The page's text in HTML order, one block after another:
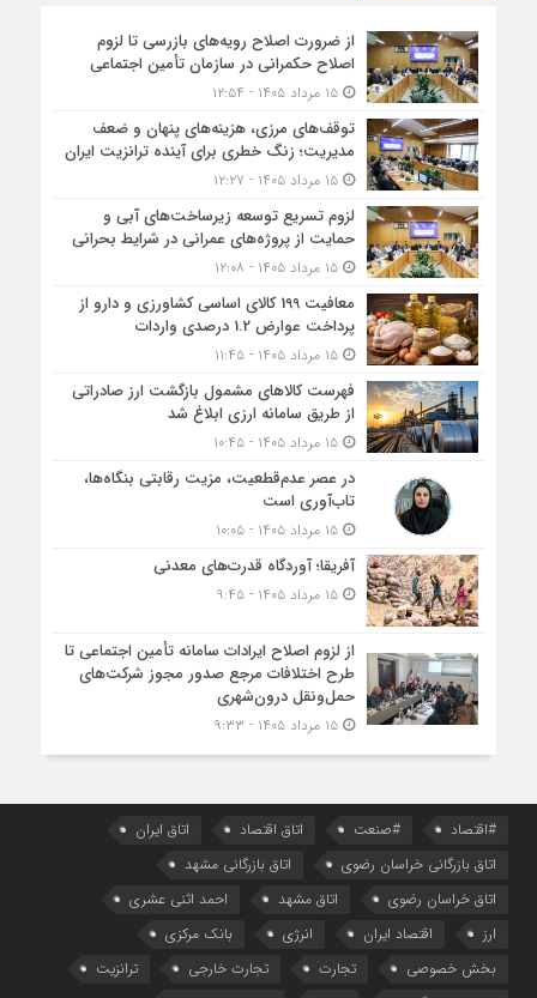
از ضرورت اصلاح رویه‌های بازرسی تا لزوم
اصلاح حکمرانی در سازمان تأمین اجتماعی
۱۵ مرداد ۱۴۰۵ - ۱۲:۵۴
توقف‌های مرزی، هزینه‌های پنهان و ضعف
مدیریت؛ زنگ خطری برای آینده ترانزیت ایران
۱۵ مرداد ۱۴۰۵ - ۱۲:۲۷
لزوم تسریع توسعه زیرساخت‌های آبی و
حمایت از پروژه‌های عمرانی در شرایط بحرانی
۱۵ مرداد ۱۴۰۵ - ۱۲:۰۸
معافیت 199 کالای اساسی کشاورزی و دارو از
پرداخت عوارض 1.2 درصدی واردات
۱۵ مرداد ۱۴۰۵ - ۱۱:۴۵
فهرست کالاهای مشمول بازگشت ارز صادراتی
از طریق سامانه ارزی ابلاغ شد
۱۵ مرداد ۱۴۰۵ - ۱۰:۴۵
در عصر عدم‌قطعیت، مزیت رقابتی بنگاه‌ها،
تاب‌آوری است
۱۵ مرداد ۱۴۰۵ - ۱۰:۰۵
آفریقا؛ آوردگاه قدرت‌های معدنی
۱۵ مرداد ۱۴۰۵ - ۹:۴۵
از لزوم اصلاح ایرادات سامانه تأمین اجتماعی تا
طرح اختلافات مرجع صدور مجوز شرکت‌های
حمل‌ونقل درون‌شهری
۱۵ مرداد ۱۴۰۵ - ۹:۳۳
#اقتصاد #صنعت اتاق اقتصاد
اتاق ایران
اتاق بازرگانی خراسان رضوی
اتاق بازرگانی مشهد
اتاق خراسان رضوی
اتاق مشهد
احمد اثنی عشری
ارز
اقتصاد ایران انرژی
بانک مرکزی
بخش خصوصی
تجارت تجارت خارجی
ترانزیت